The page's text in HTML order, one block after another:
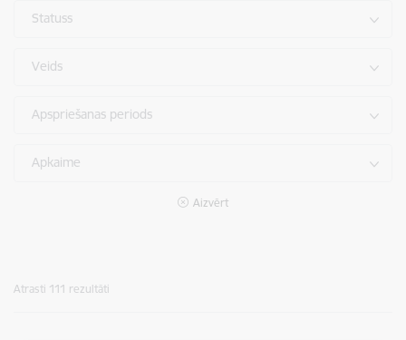
Statuss
Veids
Apspriešanas periods
Apkaime
Aizvērt
Atrasti 111 rezultāti